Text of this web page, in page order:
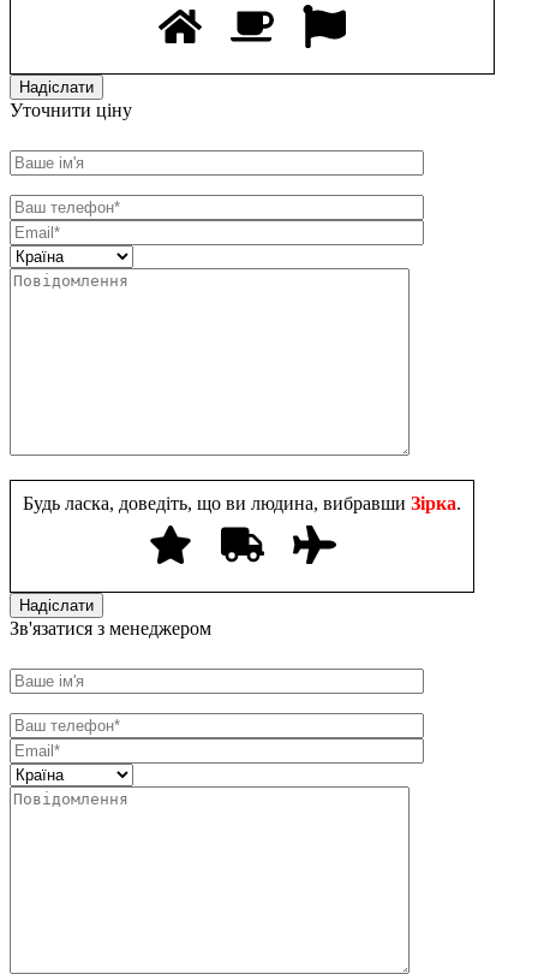
Уточнити ціну
Будь ласка, доведіть, що ви людина, вибравши Зірка.
Зв'язатися з менеджером